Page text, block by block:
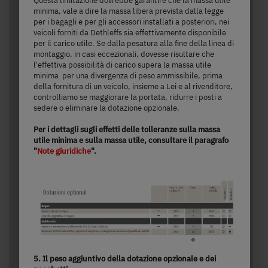
T 7052 DBM
70.170,– €
Prezzo daa)
2 - 5 persone
7,4 m
lunghezza
3.499 kg
Massa massima tecnicamente
ammissibile
minima, vale a dire la massa libera prevista dalla legge
per i bagagli e per gli accessori installati a posteriori, nei
veicoli forniti da Dethleffs sia effettivamente disponibile
per il carico utile. Se dalla pesatura alla fine della linea di
montaggio, in casi eccezionali, dovesse risultare che
l'effettiva possibilità di carico supera la massa utile
minima per una divergenza di peso ammissibile, prima
della fornitura di un veicolo, insieme a Lei e al rivenditore,
controlliamo se maggiorare la portata, ridurre i posti a
sedere o eliminare la dotazione opzionale.
Per i dettagli sugli effetti delle tolleranze sulla massa
utile minima e sulla massa utile, consultare il paragrafo
"Note giuridiche".
5. Il peso aggiuntivo della dotazione opzionale e dei